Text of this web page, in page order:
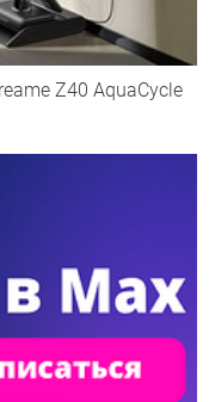
Z40 AquaCycle